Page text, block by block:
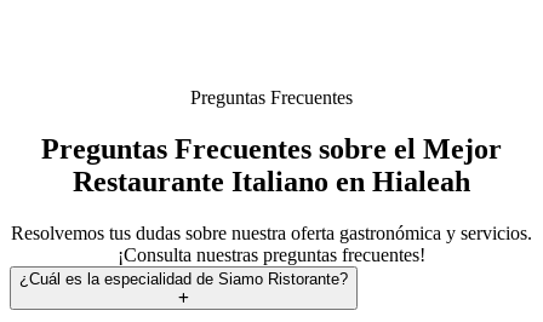
Preguntas Frecuentes
Preguntas Frecuentes sobre el Mejor
Restaurante Italiano en Hialeah
Resolvemos tus dudas sobre nuestra oferta gastronómica y servicios.
¡Consulta nuestras preguntas frecuentes!
¿Cuál es la especialidad de Siamo Ristorante?